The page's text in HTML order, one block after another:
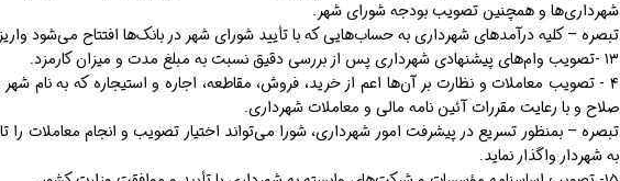
شهرداری‌ها و همچنین تصویب بودجه شورای شهر.
تبصره – کلیه درآمد‌های شهرداری به حساب‌هایی که با تأیید شورای شهر در بانک‌ها افتتاح می‌شود
۱۳ -تصویب وام‌های پیشنهادی شهرداری پس از بررسی دقیق نسبت به مبلغ مدت و میزان کارمزد.
۴ - تصویب معاملات و نظارت بر آن‌ها اعم از خرید، فروش، مقاطعه، اجاره و استیجاره که به نام
صلاح و با رعایت مقررات آئین نامه مالی و معاملات شهرداری.
تبصره – بمنظور تسریع در پیشرفت امور شهرداری، شورا می‌تواند اختیار تصویب و انجام معاملات را
به شهردار واگذار نماید.